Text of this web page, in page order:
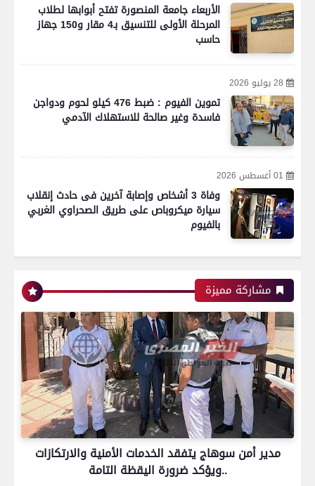
الأربعاء جامعة المنصورة تفتح أبوابها لطلاب
المرحلة الأولى للتنسيق بـ4 مقار و150 جهاز
حاسب
28 يوليو 2026
تموين الفيوم : ضبط 476 كيلو لحوم ودواجن
فاسدة وغير صالحة للاستهلاك الآدمي
01 أغسطس 2026
وفاة 3 أشخاص وإصابة آخرين فى حادث إنقلاب
سيارة ميكروباص على طريق الصحراوي الغربي
بالفيوم
مشاركة مميزة
مدير أمن سوهاج يتفقد الخدمات الأمنية والارتكازات
..ويؤكد ضرورة اليقظة التامة
اتحاد العاصمة الجزائرى بطلاً لكأس الكونفدرالية
الإفريقية للمرة الثانية في تاريخه
رياضة
بعدسة الخبر المصري| شاهد أبرز لقطات الشوط
الأول لمباراة الزمالك واتحاد العاصمة الجزائري فى